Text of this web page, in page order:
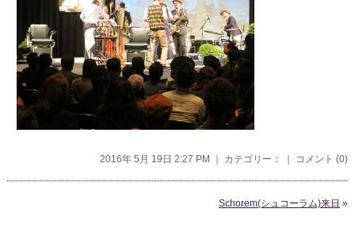
2016年 5月 19日 2:27 PM ｜ カテゴリー： ｜ コメント (0)
Schorem(シュコーラム)来日 »